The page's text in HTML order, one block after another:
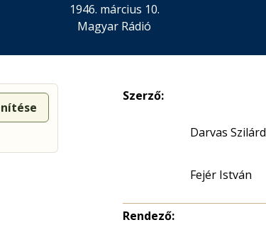
1946. március 10.
Magyar Rádió
Szerző:
Darvas Szilárd
Fejér István
Rendező: